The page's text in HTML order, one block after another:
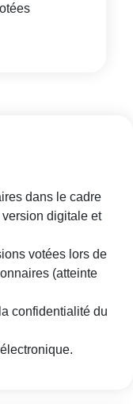
dans le cadre
digitale et
votées lors de
(atteinte
confidentialité du